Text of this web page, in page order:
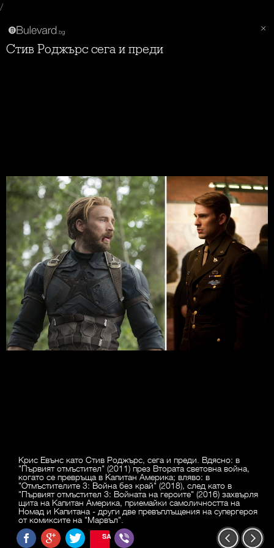
/
Стив Роджърс сега и преди
Крис Евънс като Стив Роджърс, сега и преди. Вдясно: в
"Първият отмъстител" (2011) през Втората световна война,
когато се превръща в Капитан Америка; вляво: в
"Отмъстителите 3: Война без край" (2018), след като в
"Първият отмъстител 3: Войната на героите" (2016) захвърля
щита на Капитан Америка, приемайки самоличността на
Номад и Капитана - други две превъплъщения на супергероя
от комиксите на "Марвъл".
SAVE